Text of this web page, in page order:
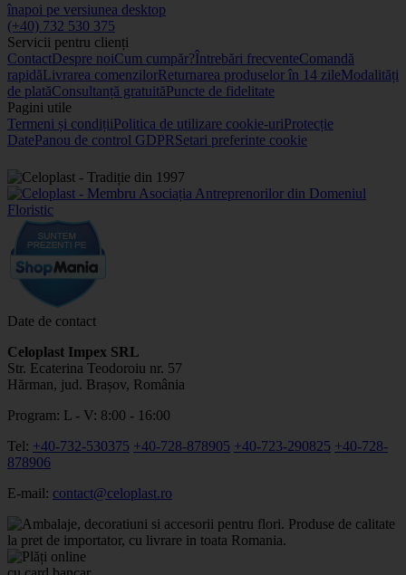
înapoi pe versiunea desktop
(+40) 732 530 375
Servicii pentru clienți
ContactDespre noiCum cumpăr?Întrebări frecventeComandă
rapidăLivrarea comenzilorReturnarea produselor în 14 zileModalități
de platăConsultanță gratuităPuncte de fidelitate
Pagini utile
Termeni și condițiiPolitica de utilizare cookie-uriProtecție
DatePanou de control GDPRSetari preferinte cookie
Date de contact
Celoplast Impex SRL
Str. Ecaterina Teodoroiu nr. 57
Hărman, jud. Brașov, România
Program: L - V: 8:00 - 16:00
Tel: +40-732-530375 +40-728-878905 +40-723-290825 +40-728-
878906
E-mail: contact@celoplast.ro